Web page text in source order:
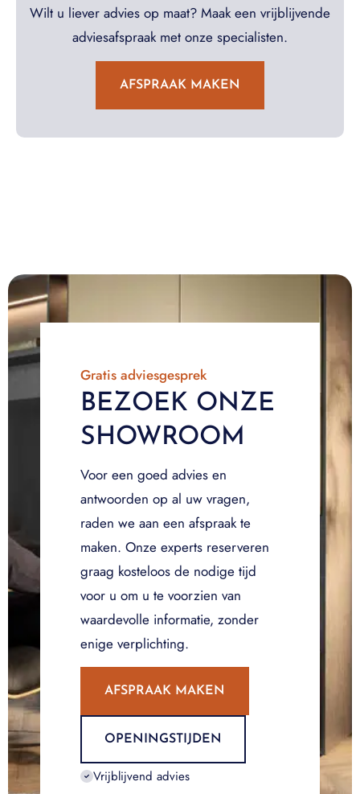
Wilt u liever advies op maat? Maak een vrijblijvende
adviesafspraak met onze specialisten.
AFSPRAAK MAKEN
Gratis adviesgesprek
BEZOEK ONZE
SHOWROOM
Voor een goed advies en
antwoorden op al uw vragen,
raden we aan een afspraak te
maken. Onze experts reserveren
graag kosteloos de nodige tijd
voor u om u te voorzien van
waardevolle informatie, zonder
enige verplichting.
AFSPRAAK MAKEN
OPENINGSTIJDEN
Vrijblijvend advies